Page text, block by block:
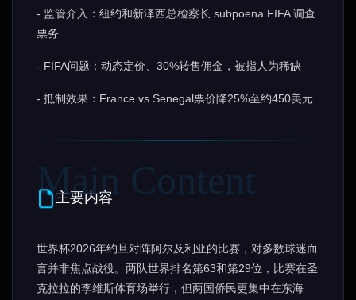
- 监管介入：纽约和新泽西总检察长 subpoena FIFA 调查
票务
- FIFA问题：动态定价、30%转售佣金，被指人为稀缺
- 抵制效果：France vs Senegal票价降25%至约450美元
主要内容
世界杯2026年约旦对阵阿尔及利亚的比赛，对多数球迷而
言并非焦点战役。两队世界排名第63和第29位，比赛在圣
克拉拉的李维斯体育场举行，但两国侨民更集中在东海